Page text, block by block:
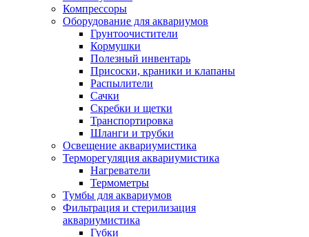
Компрессоры
Оборудование для аквариумов
Грунтоочистители
Кормушки
Полезный инвентарь
Присоски, краники и клапаны
Распылители
Сачки
Скребки и щетки
Транспортировка
Шланги и трубки
Освещение аквариумистика
Терморегуляция аквариумистика
Нагреватели
Термометры
Тумбы для аквариумов
Фильтрация и стерилизация
аквариумистика
Губки